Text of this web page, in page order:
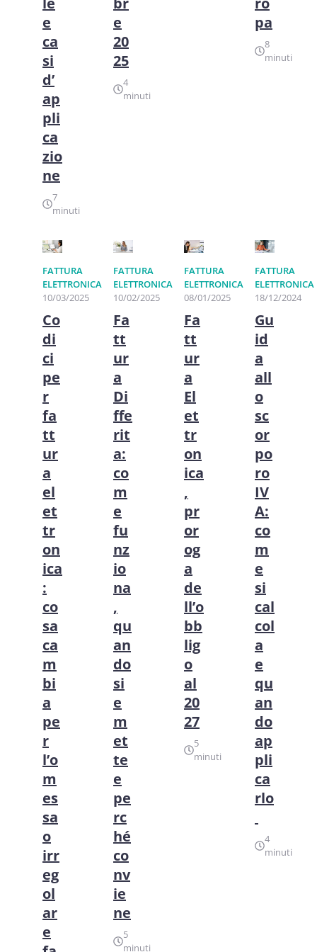
e
ca
si
d’
ap
pli
ca
zio
ne
7
minuti
e
20
25
4
minuti
pa
8
minuti
FATTURA
ELETTRONICA
10/03/2025
Co
di
ci
pe
r
fa
tt
ur
a
el
et
tr
on
ica
:
co
sa
ca
m
bi
a
pe
r
l’o
m
es
sa
o
irr
eg
ol
ar
e
FATTURA
ELETTRONICA
10/02/2025
Fa
tt
ur
a
Di
ffe
rit
a:
co
m
e
fu
nz
io
na
,
qu
an
do
si
e
m
et
te
e
pe
rc
hé
co
nv
ie
ne
5
minuti
FATTURA
ELETTRONICA
08/01/2025
Fa
tt
ur
a
El
et
tr
on
ica
,
pr
or
og
a
de
ll’o
bb
lig
o
al
20
27
5
minuti
FATTURA
ELETTRONICA
18/12/2024
Gu
id
a
all
o
sc
or
po
ro
IV
A:
co
m
e
si
cal
col
a
e
qu
an
do
ap
pli
ca
rlo
4
minuti